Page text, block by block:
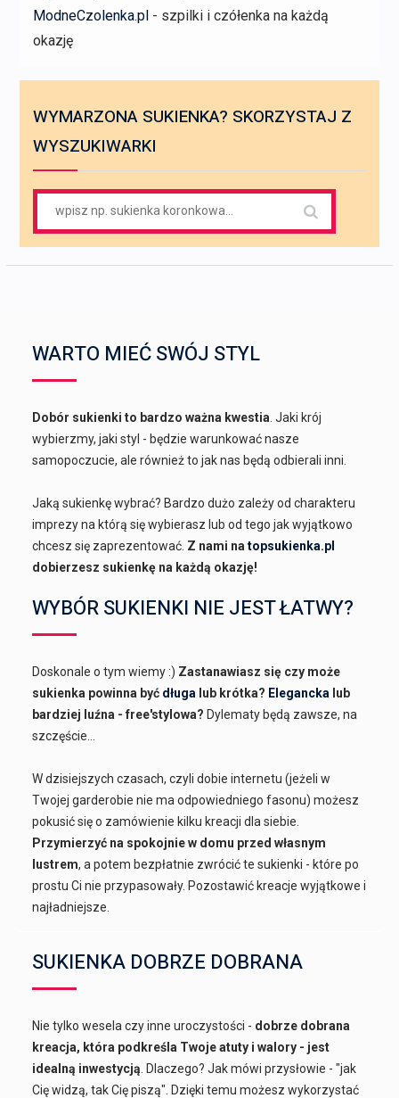
ModneCzolenka.pl- szpilki i czółenka na każdą
okazję
WYMARZONA SUKIENKA? SKORZYSTAJ Z
WYSZUKIWARKI
WARTO MIEĆ SWÓJ STYL
Dobór sukienki to bardzo ważna kwestia . Jaki krój
wybierzmy, jaki styl - będzie warunkować nasze
samopoczucie, ale również to jak nas będą odbierali inni.
Jaką sukienkę wybrać? Bardzo dużo zależy od charakteru
imprezy na którą się wybierasz lub od tego jak wyjątkowo
chcesz się zaprezentować. Z nami natopsukienka.pl
dobierzesz sukienkę na każdą okazję!
WYBÓR SUKIENKI NIE JEST ŁATWY?
Doskonale o tym wiemy :) Zastanawiasz się czy może
sukienka powinna być długa lub krótka? Elegancka lub
bardziej luźna - free'stylowa? Dylematy będą zawsze, na
szczęście...
W dzisiejszych czasach, czyli dobie internetu (jeżeli w
Twojej garderobie nie ma odpowiedniego fasonu) możesz
pokusić się o zamówienie kilku kreacji dla siebie.
Przymierzyć na spokojnie w domu przed własnym
lustrem, a potem bezpłatnie zwrócić te sukienki - które po
prostu Ci nie przypasowały. Pozostawić kreacje wyjątkowe i
najładniejsze.
SUKIENKA DOBRZE DOBRANA
Nie tylko wesela czy inne uroczystości - dobrze dobrana
kreacja, która podkreśla Twoje atuty i walory - jest
idealną inwestycją . Dlaczego? Jak mówi przysłowie - "jak
Cię widzą, tak Cię piszą". Dzięki temu możesz wykorzystać